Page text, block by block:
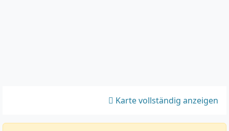
Karte vollständig anzeigen